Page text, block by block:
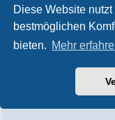
Diese Website
bestmöglichen
bieten. Mehr